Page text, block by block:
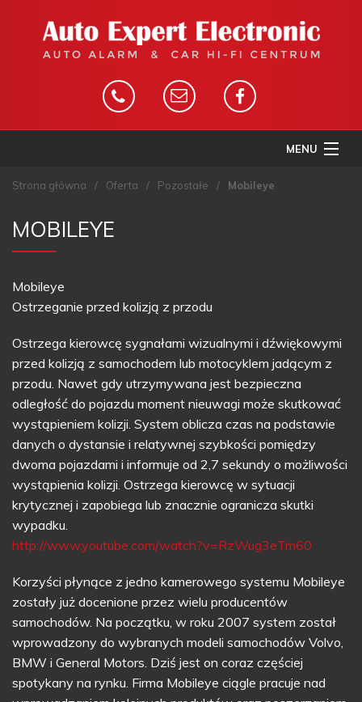
MENU
STRONA GŁÓWNA
OFERTA
KONTAKT
Strona główna / Oferta / Pozostałe / Mobileye
MOBILEYE
Mobileye
Ostrzeganie przed kolizją z przodu
Ostrzega kierowcę sygnałami wizualnymi i dźwiękowymi
przed kolizją z samochodem lub motocyklem jadącym z
przodu. Nawet gdy utrzymywana jest bezpieczna
odległość do pojazdu moment nieuwagi może skutkować
wystąpieniem kolizji. System oblicza czas na podstawie
danych o dystansie i relatywnej szybkości pomiędzy
dwoma pojazdami i informuje od 2,7 sekundy o możliwości
wystąpienia kolizji. Ostrzega kierowcę w sytuacji
krytycznej i zapobiega lub znacznie ogranicza skutki
wypadku.
http://www.youtube.com/watch?v=RzWug3eTm60
Korzyści płynące z jedno kamerowego systemu Mobileye
zostały już docenione przez wielu producentów
samochodów. Na początku, w roku 2007 system został
wprowadzony do wybranych modeli samochodów Volvo,
BMW i General Motors. Dziś jest on coraz częściej
spotykany na rynku. Firma Mobileye ciągle pracuje nad